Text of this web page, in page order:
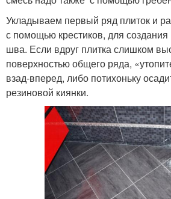
Укладываем первый ряд плиток и
с помощью крестиков, для создания
шва. Если вдруг плитка слишком
поверхностью общего ряда,
взад-вперед, либо потихоньку
резиновой киянки.